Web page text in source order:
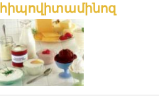
հիպովիտամինոզ